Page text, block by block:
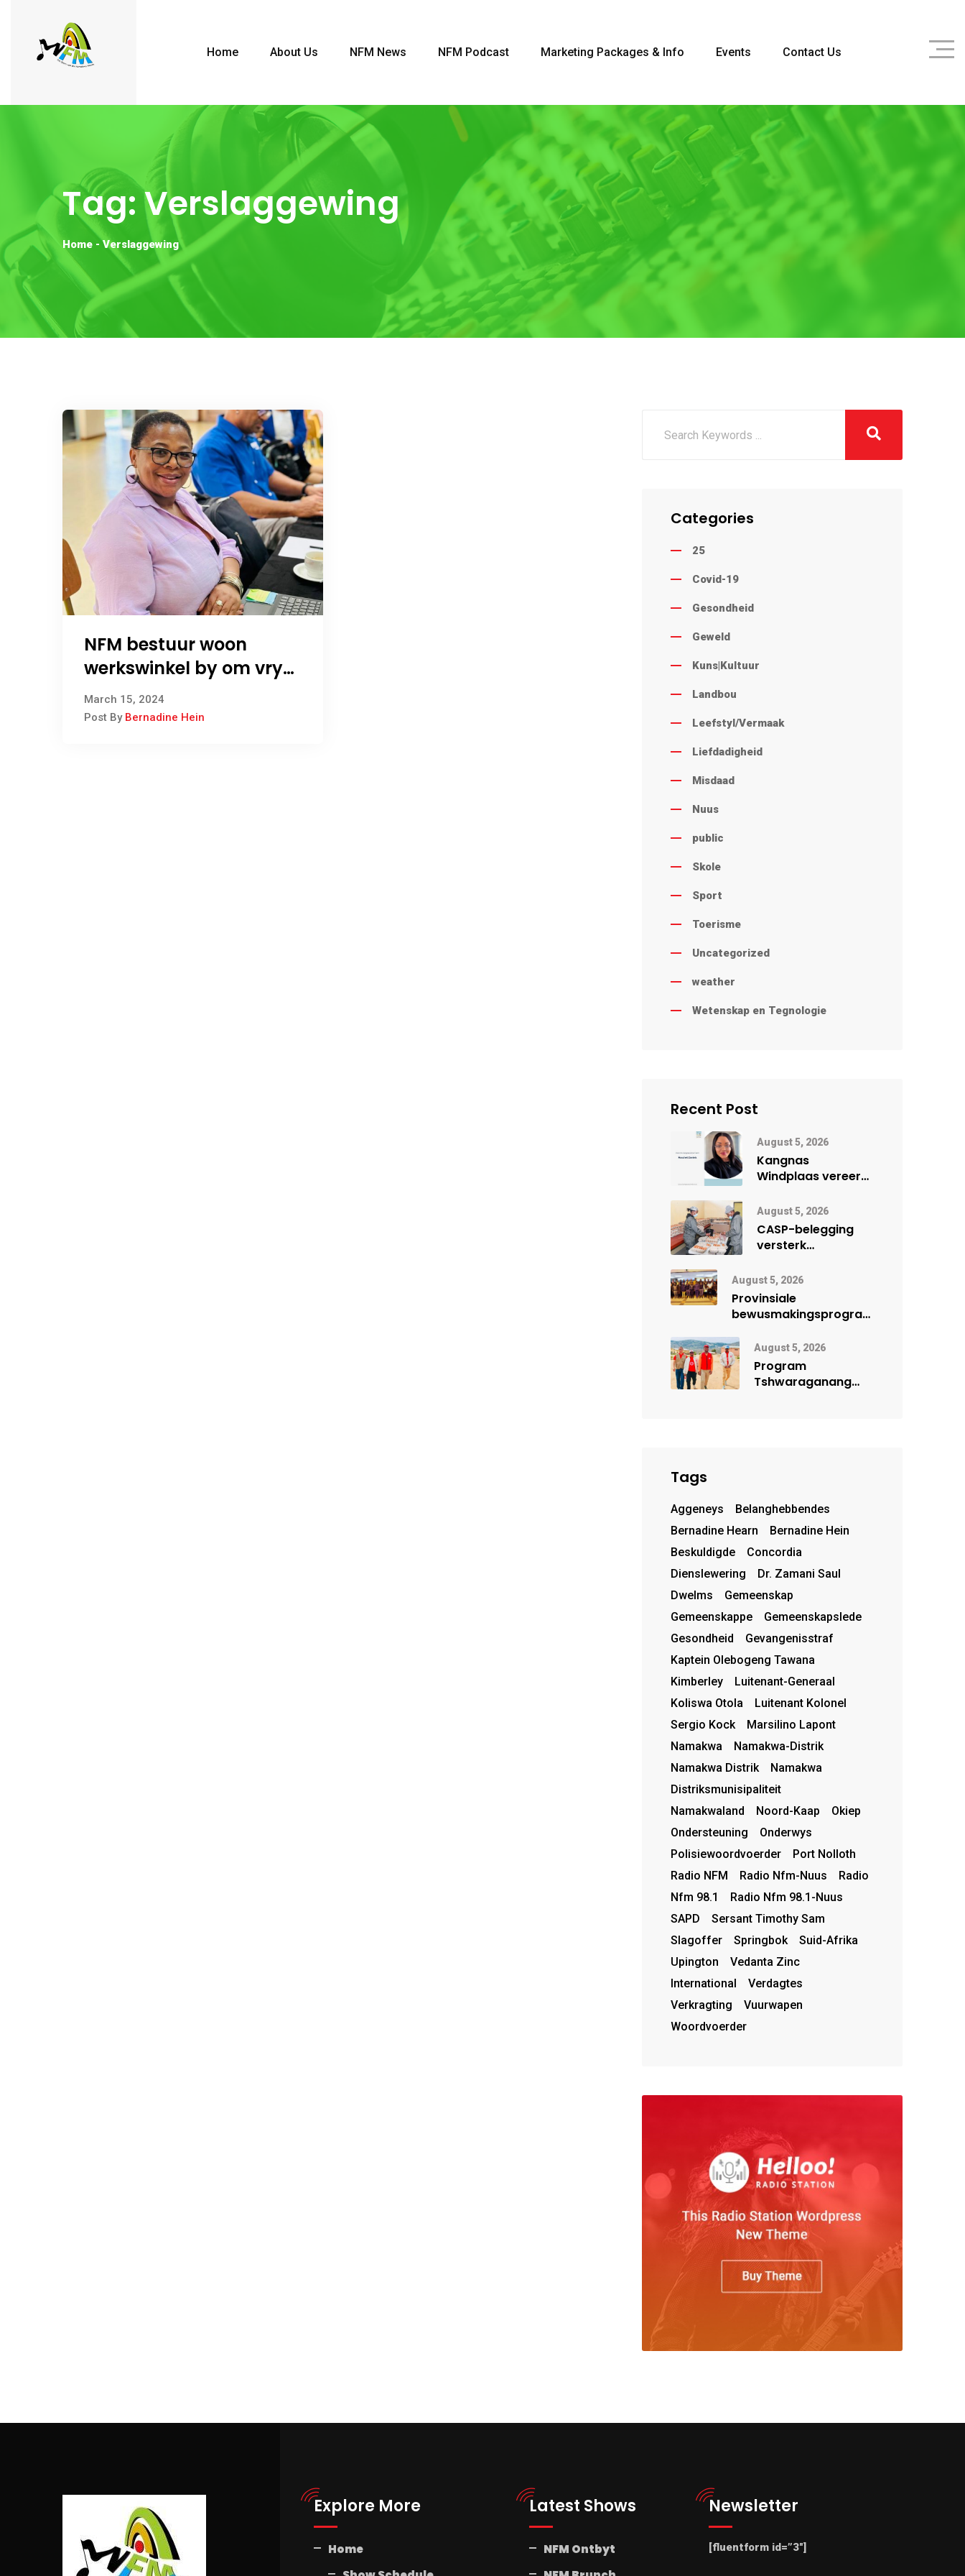
Home About Us NFM News NFM Podcast Marketing Packages & Info Events Contact Us
Tag:Verslaggewing
Home -Verslaggewing
NFM bestuur woon
werkswinkel by om vrye
en regverdige
verkiesingsverslaggewin
March 15, 2024
Post By Bernadine Hein
Categories
25
Covid-19
Gesondheid
Geweld
Kuns|Kultuur
Landbou
Leefstyl/Vermaak
Liefdadigheid
Misdaad
Nuus
public
Skole
Sport
Toerisme
Uncategorized
weather
Wetenskap en Tegnologie
Recent Post
August 5, 2026
Kangnas
Windplaas vereer
Vrouemaand
August 5, 2026
CASP-belegging
versterk
Noord-Kaap
August 5, 2026
Provinsiale
bewusmakingsprogram
teen Mensehandel
August 5, 2026
Program
Tshwaraganang
Tags
Aggeneys
Belanghebbendes
Bernadine Hearn
Bernadine Hein
Beskuldigde
Concordia
Dienslewering
Dr. Zamani Saul
Dwelms
Gemeenskap
Gemeenskappe
Gemeenskapslede
Gesondheid
Gevangenisstraf
Kaptein Olebogeng Tawana
Kimberley
Luitenant-Generaal
Koliswa Otola
Luitenant Kolonel
Sergio Kock
Marsilino Lapont
Namakwa
Namakwa-Distrik
Namakwa Distrik
Namakwa
Distriksmunisipaliteit
Namakwaland
Noord-Kaap
Okiep
Ondersteuning
Onderwys
Polisiewoordvoerder
Port Nolloth
Radio NFM
Radio Nfm-Nuus
Radio
Nfm 98.1
Radio Nfm 98.1-Nuus
SAPD
Sersant Timothy Sam
Slagoffer
Springbok
Suid-Afrika
Upington
Vedanta Zinc
International
Verdagtes
Verkragting
Vuurwapen
Woordvoerder
Explore More
Home
Latest Shows
NFM Ontbyt
Newsletter
[fluentform id=”3″]